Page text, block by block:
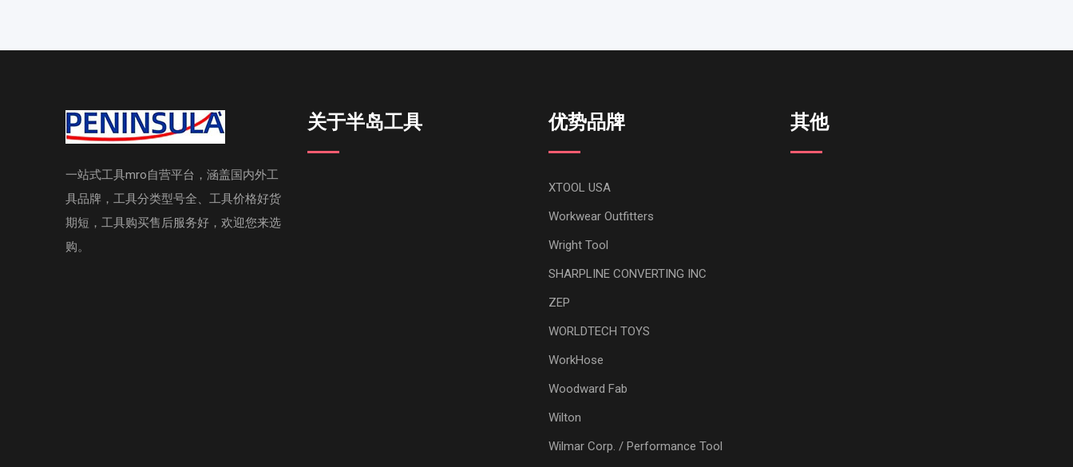
一站式工具mro自营平台，涵盖国内外工
具品牌，工具分类型号全、工具价格好货
期短，工具购买售后服务好，欢迎您来选
购。
关于半岛工具 优势品牌
XTOOL USA
Workwear Outfitters
Wright Tool
SHARPLINE CONVERTING INC
ZEP
WORLDTECH TOYS
WorkHose
Woodward Fab
Wilton
Wilmar Corp. / Performance Tool
其他